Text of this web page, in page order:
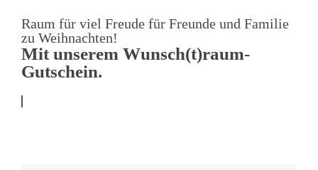
Raum für viel Freude für Freunde und Familie
zu Weihnachten!
Mit unserem Wunsch(t)raum-
Gutschein.